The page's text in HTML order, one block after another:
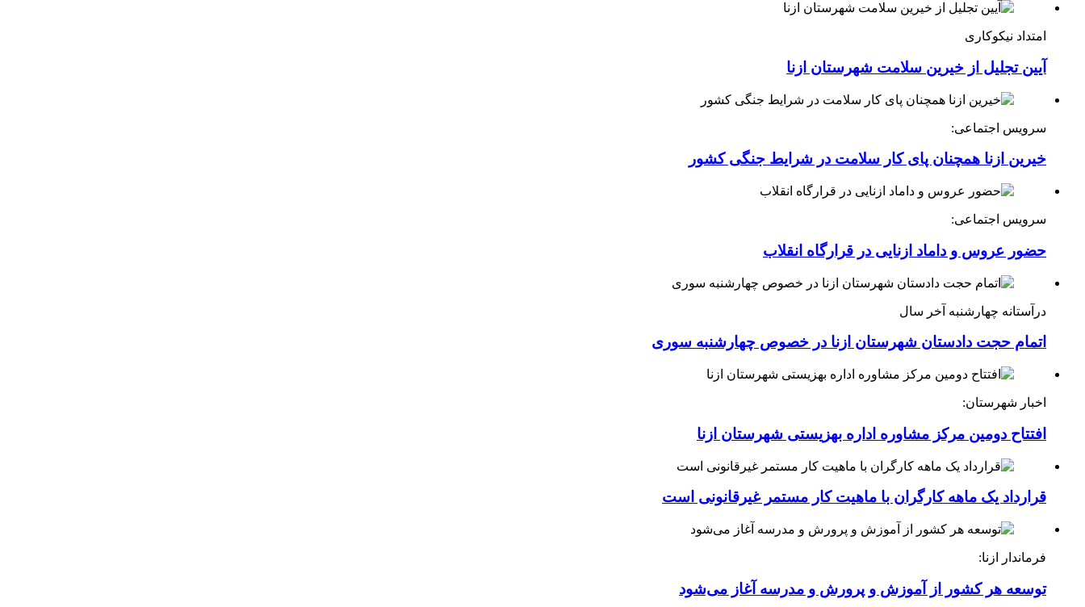
امتداد نیکوکاری
آیین تجلیل از خیرین سلامت شهرستان ازنا
سرویس اجتماعی:
خیرین ازنا همچنان پای کار سلامت در شرایط جنگی کشور
سرویس اجتماعی:
حضور عروس و داماد ازنایی در قرارگاه انقلاب
درآستانه چهارشنبه آخر سال
اتمام حجت دادستان شهرستان ازنا در خصوص چهارشنبه ‌سوری
اخبار شهرستان:
افتتاح دومین مرکز مشاوره اداره بهزیستی شهرستان ازنا
قرارداد یک ماهه کارگران با ماهیت کار مستمر غیرقانونی است
فرماندار ازنا:
توسعه هر کشور از آموزش و پرورش و مدرسه آغاز می‌شود